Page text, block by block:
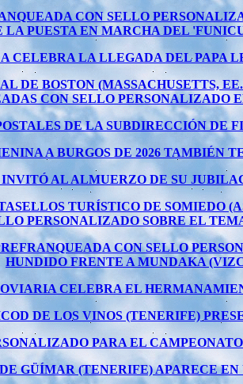
CON SELLO
LA PUESTA EN MARCHA DEL
CELEBRA LA LLEGADA DEL PAPA
BOSTON (MASSACHUSETTS,
CON SELLO PERSONALIZADO
DE LA SUBDIRECCIÓN
A BURGOS DE 2026 TAMBIÉN
AL ALMUERZO DE SU
TURÍSTICO DE SOMIEDO
PERSONALIZADO SOBRE EL
CON SELLO
HUNDIDO FRENTE A MUNDAKA
CELEBRA EL
DE LOS VINOS (TENERIFE)
PARA EL
GÜÍMAR (TENERIFE) APARECE